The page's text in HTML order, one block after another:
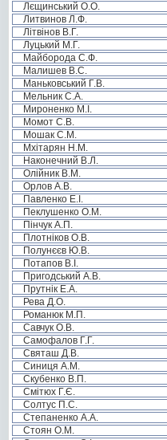
Лєщинський О.О.
Литвинов Л.Ф.
Літвінов В.Г.
Луцький М.Г.
Майборода С.Ф.
Малишев В.С.
Маньковський Г.В.
Мельник С.А.
Мироненко М.І.
Момот С.В.
Мошак С.М.
Мхітарян Н.М.
Наконечний В.Л.
Олійник В.М.
Орлов А.В.
Павленко Е.І.
Пеклушенко О.М.
Пінчук А.П.
Плотніков О.В.
Полунєєв Ю.В.
Потапов В.І.
Пригодський А.В.
Прутнік Е.А.
Рева Д.О.
Романюк М.П.
Савчук О.В.
Самофалов Г.Г.
Святаш Д.В.
Синиця А.М.
Скубенко В.П.
Смітюх Г.Є.
Солтус П.С.
Степаненко А.А.
Стоян О.М.